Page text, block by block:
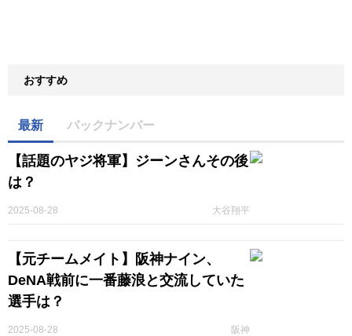
おすすめ
最新 バックナンバー
【話題のヤジ将軍】ジーンさんその後
は？
大谷翔平
2025-08-28
【元チームメイト】阪神ナイン、
DeNA戦前に一番藤浪と交流していた
選手は？
阪神
2025-08-28